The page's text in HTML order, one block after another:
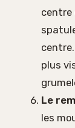
centre
plus
Le
les